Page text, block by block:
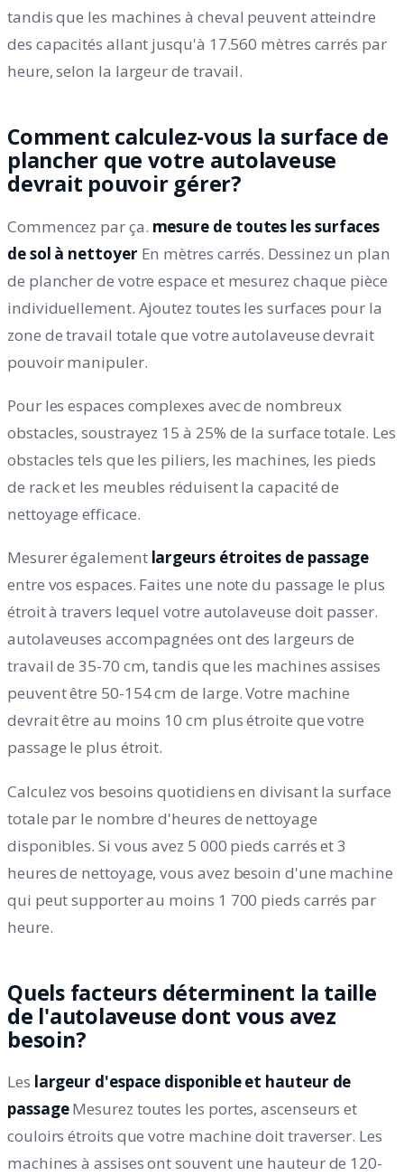
tandis que les machines à cheval peuvent atteindre
des capacités allant jusqu'à 17.560 mètres carrés par
heure, selon la largeur de travail.
Comment calculez-vous la surface de
plancher que votre autolaveuse
devrait pouvoir gérer?
Commencez par ça. mesure de toutes les surfaces
de sol à nettoyer En mètres carrés. Dessinez un plan
de plancher de votre espace et mesurez chaque pièce
individuellement. Ajoutez toutes les surfaces pour la
zone de travail totale que votre autolaveuse devrait
pouvoir manipuler.
Pour les espaces complexes avec de nombreux
obstacles, soustrayez 15 à 25% de la surface totale. Les
obstacles tels que les piliers, les machines, les pieds
de rack et les meubles réduisent la capacité de
nettoyage efficace.
Mesurer également largeurs étroites de passage
entre vos espaces. Faites une note du passage le plus
étroit à travers lequel votre autolaveuse doit passer.
autolaveuses accompagnées ont des largeurs de
travail de 35-70 cm, tandis que les machines assises
peuvent être 50-154 cm de large. Votre machine
devrait être au moins 10 cm plus étroite que votre
passage le plus étroit.
Calculez vos besoins quotidiens en divisant la surface
totale par le nombre d'heures de nettoyage
disponibles. Si vous avez 5 000 pieds carrés et 3
heures de nettoyage, vous avez besoin d'une machine
qui peut supporter au moins 1 700 pieds carrés par
heure.
Quels facteurs déterminent la taille
de l'autolaveuse dont vous avez
besoin?
Les largeur d'espace disponible et hauteur de
passageMesurez toutes les portes, ascenseurs et
couloirs étroits que votre machine doit traverser. Les
machines à assises ont souvent une hauteur de 120-